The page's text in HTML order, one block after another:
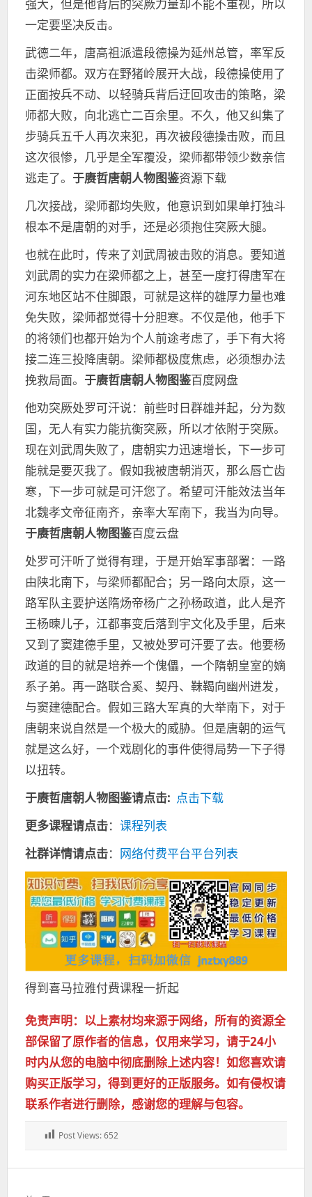
强大，但是他背后的突厥力量却不能不重视，所以
一定要坚决反击。
武德二年，唐高祖派遣段德操为延州总管，率军反
击梁师都。双方在野猪岭展开大战，段德操使用了
正面按兵不动、以轻骑兵背后迂回攻击的策略，梁
师都大败，向北逃亡二百余里。不久，他又纠集了
步骑兵五千人再次来犯，再次被段德操击败，而且
这次很惨，几乎是全军覆没，梁师都带领少数亲信
逃走了。 于赓哲唐朝人物图鉴资源下载
几次接战，梁师都均失败，他意识到如果单打独斗
根本不是唐朝的对手，还是必须抱住突厥大腿。
也就在此时，传来了刘武周被击败的消息。要知道
刘武周的实力在梁师都之上，甚至一度打得唐军在
河东地区站不住脚跟，可就是这样的雄厚力量也难
免失败，梁师都觉得十分胆寒。不仅是他，他手下
的将领们也都开始为个人前途考虑了，手下有大将
接二连三投降唐朝。梁师都极度焦虑，必须想办法
挽救局面。 于赓哲唐朝人物图鉴百度网盘
他劝突厥处罗可汗说：前些时日群雄并起，分为数
国，无人有实力能抗衡突厥，所以才依附于突厥。
现在刘武周失败了，唐朝实力迅速增长，下一步可
能就是要灭我了。假如我被唐朝消灭，那么唇亡齿
寒，下一步可就是可汗您了。希望可汗能效法当年
北魏孝文帝征南齐，亲率大军南下，我当为向导。
于赓哲唐朝人物图鉴百度云盘
处罗可汗听了觉得有理，于是开始军事部署：一路
由陕北南下，与梁师都配合；另一路向太原，这一
路军队主要护送隋炀帝杨广之孙杨政道，此人是齐
王杨暕儿子，江都事变后落到宇文化及手里，后来
又到了窦建德手里，又被处罗可汗要了去。他要杨
政道的目的就是培养一个傀儡，一个隋朝皇室的嫡
系子弟。再一路联合奚、契丹、靺鞨向幽州进发，
与窦建德配合。假如三路大军真的大举南下，对于
唐朝来说自然是一个极大的威胁。但是唐朝的运气
就是这么好，一个戏剧化的事件使得局势一下子得
以扭转。
于赓哲唐朝人物图鉴请点击: 点击下载
更多课程请点击： 课程列表
社群详情请点击： 网络付费平台平台列表
得到喜马拉雅付费课程一折起
免责声明：以上素材均来源于网络，所有的资源全
部保留了原作者的信息，仅用来学习，请于24小
时内从您的电脑中彻底删除上述内容！如您喜欢请
购买正版学习，得到更好的正版服务。如有侵权请
联系作者进行删除，感谢您的理解与包容。
Post Views:652